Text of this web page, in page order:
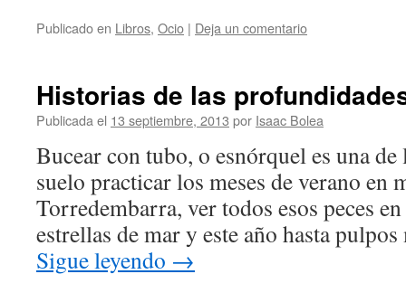
Publicado en Libros, Ocio | Deja un comentario
Historias de las
Publicada el 13 septiembre, 2013 por Isaac Bolea
Bucear con tubo, o esnórquel es una
suelo practicar los meses de verano en
Torredembarra, ver todos esos peces
estrellas de mar y este año hasta
Sigue leyendo →